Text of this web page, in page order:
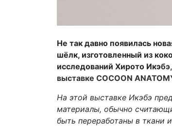
Не так давно появилась
шёлк, изготовленный из
исследований Хирото Икэ
выставке COCOON
На этой выставке Икэбэ
материалы, обычно
быть переработаны в ткани